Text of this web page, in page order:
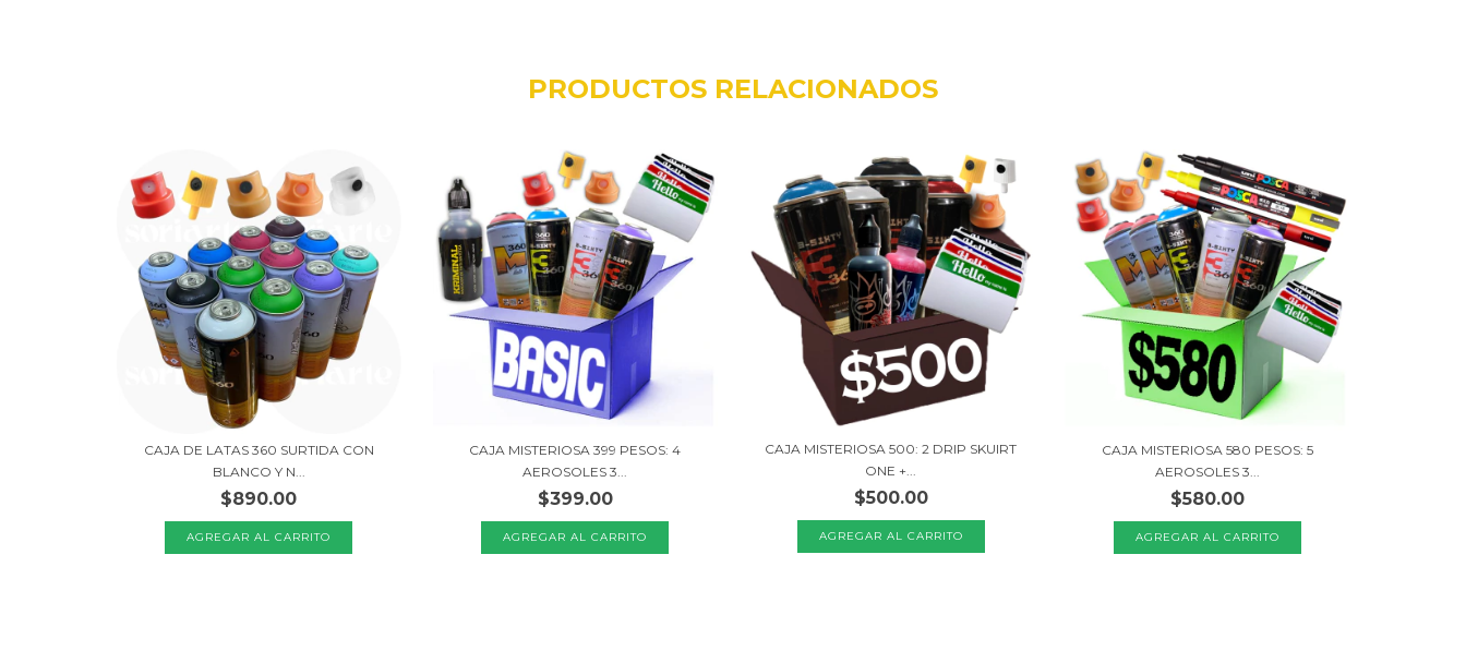
PRODUCTOS RELACIONADOS
CAJA DE LATAS 360 SURTIDA CON
BLANCO Y N...
$890.00
CAJA MISTERIOSA 399 PESOS: 4
AEROSOLES 3...
$399.00
CAJA MISTERIOSA 500: 2 DRIP SKUIRT
ONE +...
$500.00
CAJA MISTERIOSA 580 PESOS: 5
AEROSOLES 3...
$580.00